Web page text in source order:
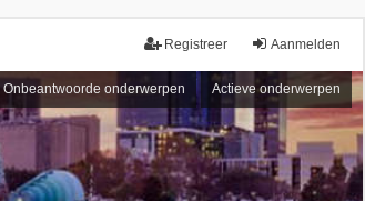
Aanmelden
Registreer
Onbeantwoorde onderwerpen Actieve onderwerpen